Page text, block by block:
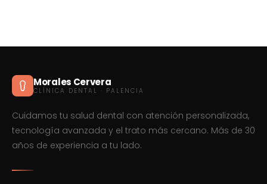
Morales Cervera
CLÍNICA DENTAL · PALENCIA
Cuidamos tu salud dental con atención personalizada,
tecnología avanzada y el trato más cercano. Más de 30
años de experiencia a tu lado.